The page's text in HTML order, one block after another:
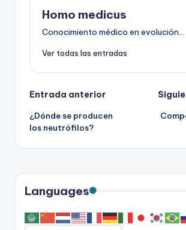
Homo medicus
Conocimiento médico en evolución...
Ver todas las entradas
Navegación
de
entradas
Entrada anterior
¿Dónde se producen
los neutrófilos?
Languages